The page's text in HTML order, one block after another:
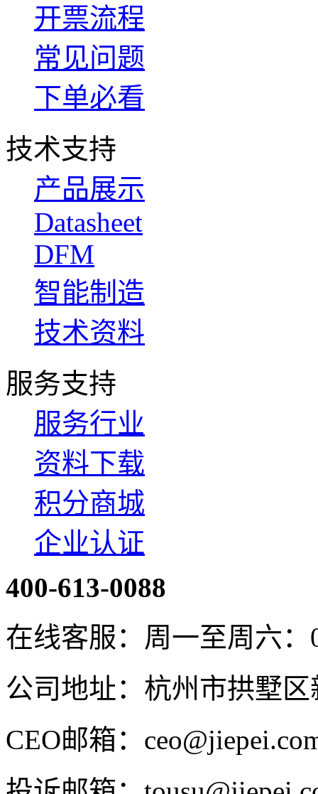
开票流程
常见问题
下单必看
技术支持
产品展示
Datasheet
DFM
智能制造
技术资料
服务支持
服务行业
资料下载
积分商城
企业认证
400-613-0088
在线客服：周一至周六：
公司地址：杭州市拱墅
CEO邮箱：